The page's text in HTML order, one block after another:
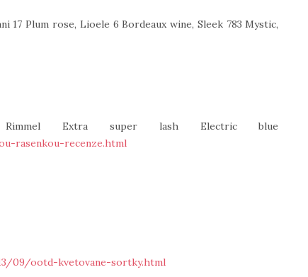
Plum rose, Lioele 6 Bordeaux wine, Sleek 783 Mystic,
Extra super lash Electric blue
rasenkou-recenze.html
09/ootd-kvetovane-sortky.html